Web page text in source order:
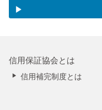
信用保証協会とは
信用補完制度とは